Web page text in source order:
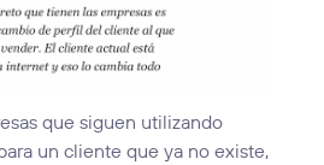
que siguen utilizando
un cliente que ya no existe,